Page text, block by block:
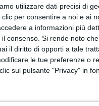
utilizzare dati precisi di
per consentire a noi e ai
a informazioni più
consenso. Si rende noto
il diritto di opporti a tale
le tue preferenze o
sul pulsante "Privacy" in
Sindaco,Tommaso
che affronta i conflitti e
finalità rieducativa
e non devono basarsi
qualità e la novità dei
de Leonardis, e il suo